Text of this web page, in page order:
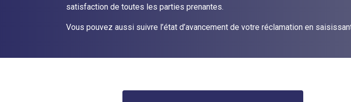
satisfaction de toutes les parties prenantes.
Vous pouvez aussi suivre l’état d’avancement de votre réclamation en